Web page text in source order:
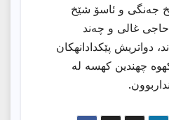
جەنگی و ئاسۆ شێخ
غالی و چەند
دواتریش پێكدادانهكان
چهندین كهسه له